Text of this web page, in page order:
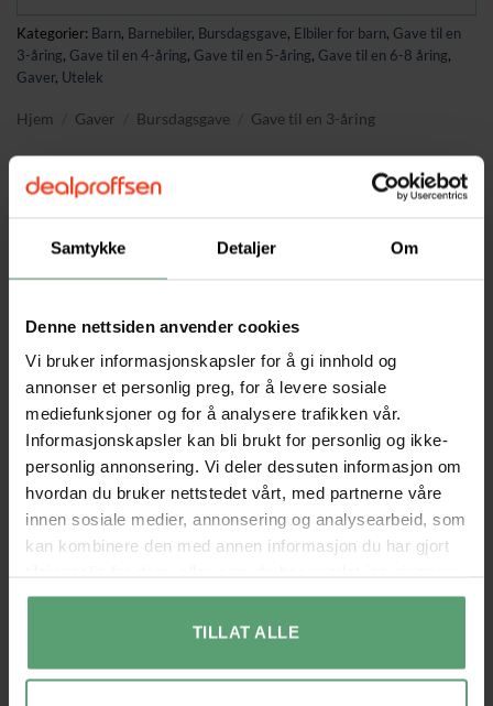
Samtykke Detaljer Om
Denne nettsiden anvender cookies
Vi bruker informasjonskapsler for å gi innhold og
annonser et personlig preg, for å levere sosiale
mediefunksjoner og for å analysere trafikken vår.
Informasjonskapsler kan bli brukt for personlig og ikke-
personlig annonsering. Vi deler dessuten informasjon om
hvordan du bruker nettstedet vårt, med partnerne våre
innen sosiale medier, annonsering og analysearbeid, som
kan kombinere den med annen informasjon du har gjort
din bruk av tjenestene deres.
TILLAT ALLE
Kategorier: Barn, Barnebiler, Bursdagsgave, Elbiler for barn, Gave til en
3-åring, Gave til en 4-åring, Gave til en 5-åring, Gave til en 6-8 åring,
Gaver, Utelek
Hjem Gaver Bursdagsgave Gave til en 3-åring
BESKRIVELSE
TILLEGGSINFORMASJON
Funksjoner
✔ Avtakbar tilhenger for transport av gjenstander, rollespill
og ekstra oppbevaring
✔ To kjøremoduser – barna kan kjøre selv eller styres av
foreldre via fjernkontroll
✔ Seks gripevennlige hjul takler ulike terreng som grus, gress
og sement
✔ Kraftig 12V-batteri gir opptil 60 minutters kjøreglede
✔ Mykstartfunksjon for økt sikkerhet
Tekniske data